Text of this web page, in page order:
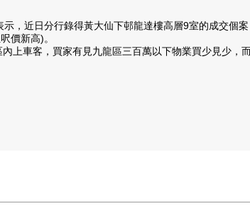
，近日分行錄得黃大仙下邨龍達樓高層9室的成交個
價新高)。
客，買家有見九龍區三百萬以下物業買少見少，而